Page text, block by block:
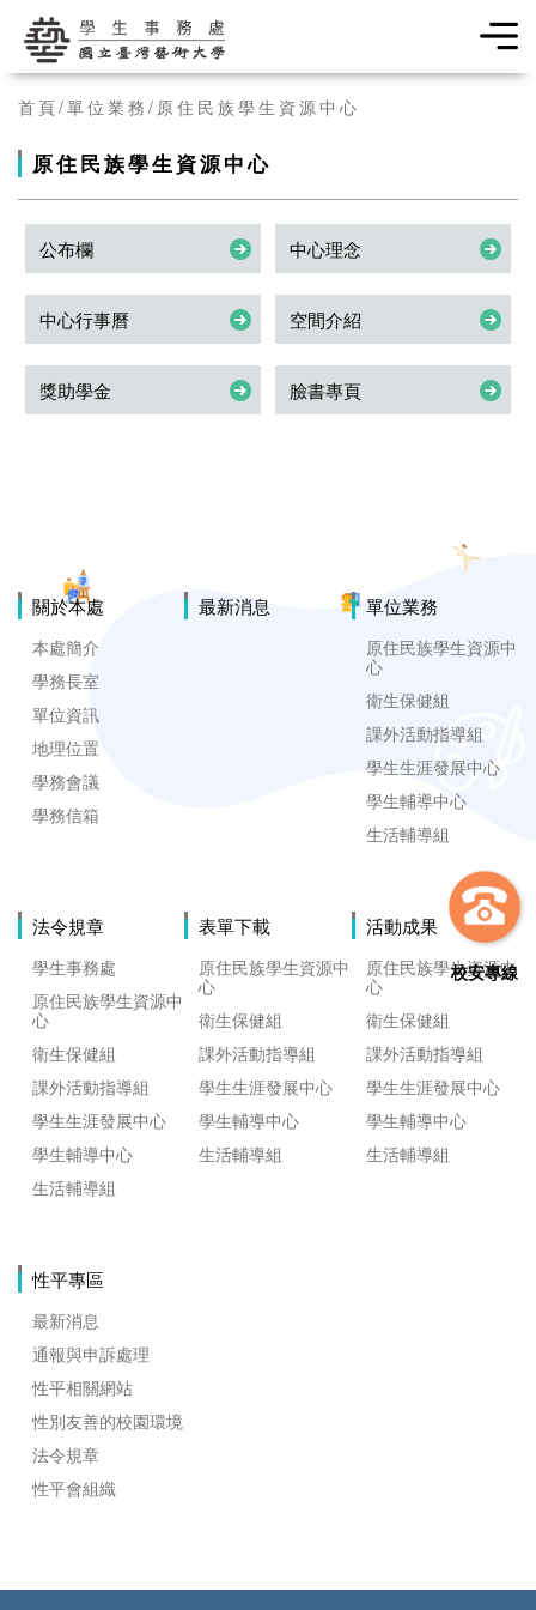
學生事務處
首頁 單位業務 原住民族學生資源中心
原住民族學生資源中心
公布欄 中心理念
中心行事曆 空間介紹
獎助學金 臉書專頁
校安專線
關於本處
本處簡介
學務長室
單位資訊
地理位置
學務會議
學務信箱
最新消息 單位業務
原住民族學生資源中
心
衛生保健組
課外活動指導組
學生生涯發展中心
學生輔導中心
生活輔導組
法令規章
學生事務處
原住民族學生資源中
心
衛生保健組
課外活動指導組
學生生涯發展中心
學生輔導中心
生活輔導組
表單下載
原住民族學生資源中
心
衛生保健組
課外活動指導組
學生生涯發展中心
學生輔導中心
生活輔導組
活動成果
原住民族學生資源中
心
衛生保健組
課外活動指導組
學生生涯發展中心
學生輔導中心
生活輔導組
性平專區
最新消息
通報與申訴處理
性平相關網站
性別友善的校園環境
法令規章
性平會組織